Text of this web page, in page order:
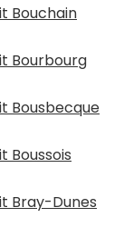
Bouchain
Bourbourg
Bousbecque
Boussois
Bray-Dunes